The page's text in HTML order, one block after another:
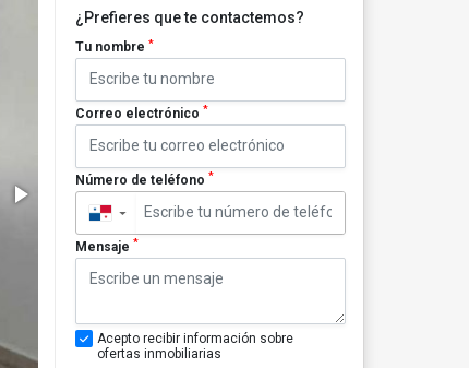
¿Prefieres que te contactemos?
Tu nombre *
Correo electrónico *
Número de teléfono *
▼
Mensaje *
Acepto recibir información sobre
ofertas inmobiliarias